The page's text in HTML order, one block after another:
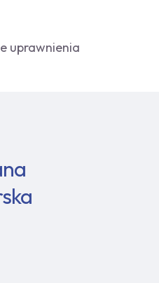
uprawnienia